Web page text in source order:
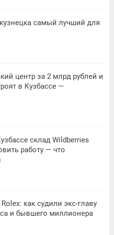
самый лучший для
центр за 2 млрд рублей и
в Кузбассе —
склад Wildberries
работу — что
как судили экс-главу
и бывшего миллионера